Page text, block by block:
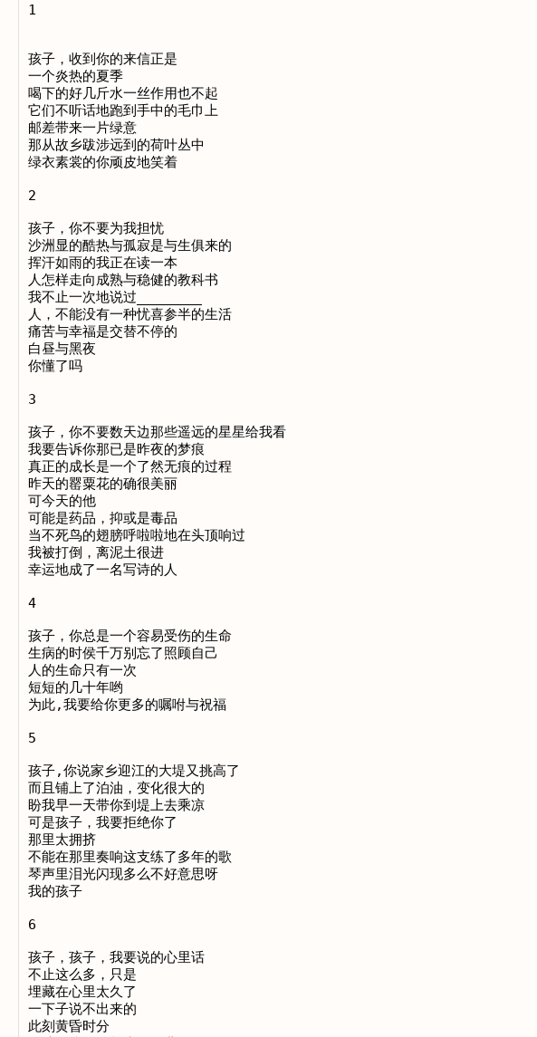
1
孩子，收到你的来信正是
一个炎热的夏季
喝下的好几斤水一丝作用也不起
它们不听话地跑到手中的毛巾上
邮差带来一片绿意
那从故乡跋涉远到的荷叶丛中
绿衣素裳的你顽皮地笑着
2
孩子，你不要为我担忧
沙洲显的酷热与孤寂是与生俱来的
挥汗如雨的我正在读一本
人怎样走向成熟与稳健的教科书
我不止一次地说过________
人，不能没有一种忧喜参半的生活
痛苦与幸福是交替不停的
白昼与黑夜
你懂了吗
3
孩子，你不要数天边那些遥远的星星给我看
我要告诉你那已是昨夜的梦痕
真正的成长是一个了然无痕的过程
昨天的罂粟花的确很美丽
可今天的他
可能是药品，抑或是毒品
当不死鸟的翅膀呼啦啦地在头顶响过
我被打倒，离泥土很进
幸运地成了一名写诗的人
4
孩子，你总是一个容易受伤的生命
生病的时侯千万别忘了照顾自己
人的生命只有一次
短短的几十年哟
为此,我要给你更多的嘱咐与祝福
5
孩子,你说家乡迎江的大堤又挑高了
而且铺上了泊油，变化很大的
盼我早一天带你到堤上去乘凉
可是孩子，我要拒绝你了
那里太拥挤
不能在那里奏响这支练了多年的歌
琴声里泪光闪现多么不好意思呀
我的孩子
6
孩子，孩子，我要说的心里话
不止这么多，只是
埋藏在心里太久了
一下子说不出来的
此刻黄昏时分